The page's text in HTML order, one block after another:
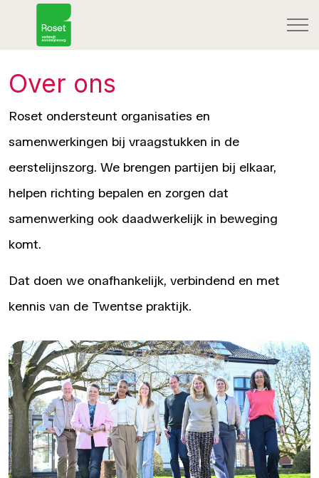
Over ons
Roset ondersteunt organisaties en
samenwerkingen bij vraagstukken in de
eerstelijnszorg. We brengen partijen bij elkaar,
helpen richting bepalen en zorgen dat
samenwerking ook daadwerkelijk in beweging
komt.
Dat doen we onafhankelijk, verbindend en met
kennis van de Twentse praktijk.